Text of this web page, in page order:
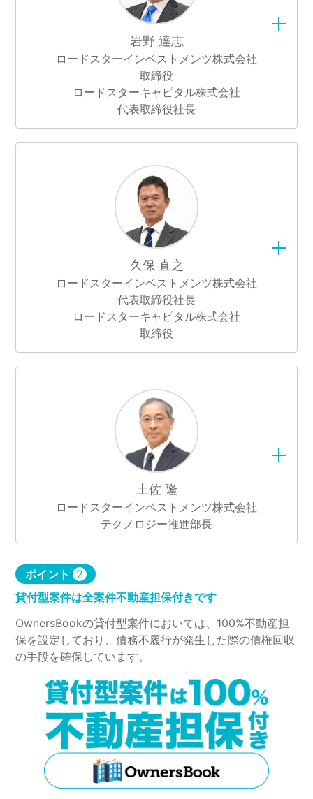
岩野 達志
ロードスターインベストメンツ株式会社
取締役
ロードスターキャピタル株式会社
代表取締役社長
久保 直之
ロードスターインベストメンツ株式会社
代表取締役社長
ロードスターキャピタル株式会社
取締役
土佐 隆
ロードスターインベストメンツ株式会社
テクノロジー推進部長
ポイント
2
貸付型案件は全案件不動産担保付きです
OwnersBookの貸付型案件においては、100%不動産担
保を設定しており、債務不履行が発生した際の債権回収
の手段を確保しています。